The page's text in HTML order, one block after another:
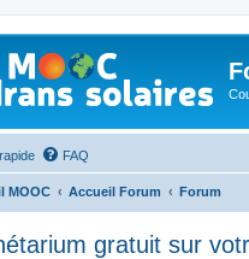
FAQ
MOOC Accueil Forum Forum
gratuit sur